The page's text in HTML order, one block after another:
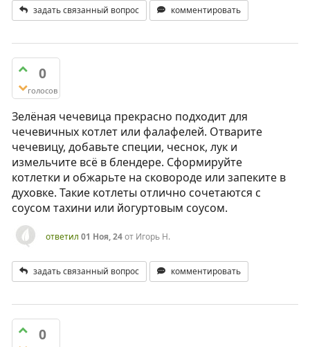
задать связанный вопрос комментировать
0
голосов
Зелёная чечевица прекрасно подходит для
чечевичных котлет или фалафелей. Отварите
чечевицу, добавьте специи, чеснок, лук и
измельчите всё в блендере. Сформируйте
котлетки и обжарьте на сковороде или запеките в
духовке. Такие котлеты отлично сочетаются с
соусом тахини или йогуртовым соусом.
ответил 01 Ноя, 24от Игорь Н.
задать связанный вопрос комментировать
0